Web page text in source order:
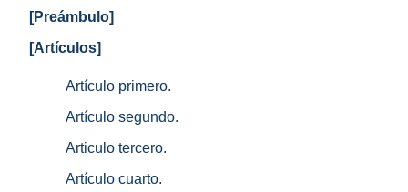
[Preámbulo]
[Artículos]
Artículo primero.
Artículo segundo.
Articulo tercero.
Artículo cuarto.